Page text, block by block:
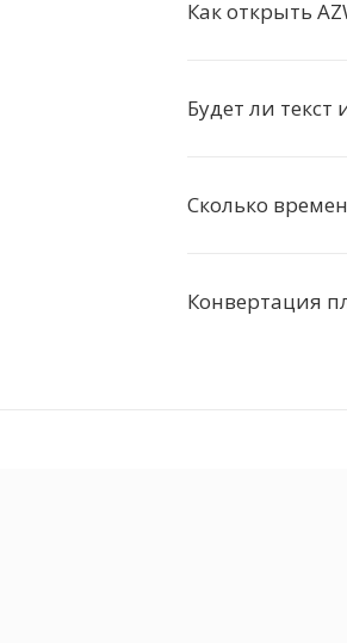
Как открыть
Будет ли текст
Сколько
Конвертация